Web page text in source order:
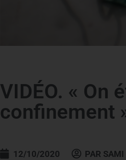
VIDÉO. « On
confinement
12/10/2020 PAR SAMI